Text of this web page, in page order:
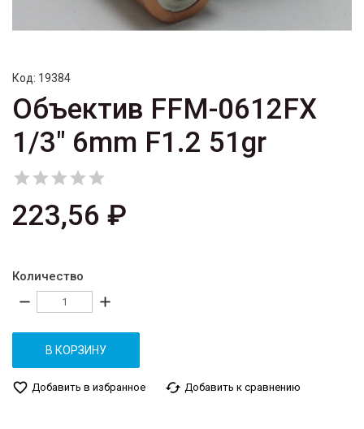
Код: 19384
Объектив FFM-0612FX
1/3" 6mm F1.2 51gr

223,56 ₽
Количество
remove add
В КОРЗИНУ
favorite_border Добавить в избранное cached Добавить к сравнению